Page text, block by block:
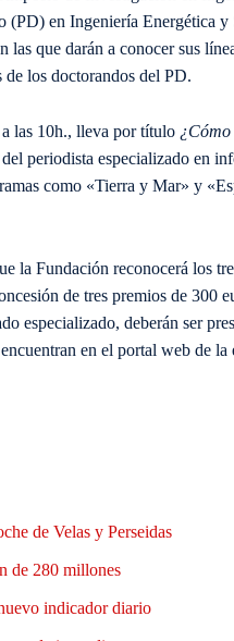
(PD) en Ingeniería Energética y
que darán a conocer sus
de los doctorandos del PD.
las 10h., lleva por título
periodista especializado en
como «Tierra y Mar» y
la Fundación reconocerá los
de tres premios de 300
especializado, deberán ser
en el portal web de la
de Velas y Perseidas
de 280 millones
indicador diario